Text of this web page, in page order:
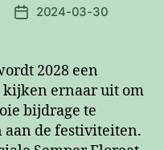
Berichtdatum
2024-03-30
2028 een
ernaar uit om
bijdrage te
de festiviteiten.